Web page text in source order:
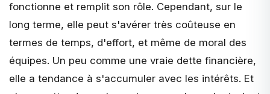
fonctionne et remplit son rôle. Cependant, sur le
long terme, elle peut s'avérer très coûteuse en
termes de temps, d'effort, et même de moral des
équipes. Un peu comme une vraie dette financière,
elle a tendance à s'accumuler avec les intérêts. Et